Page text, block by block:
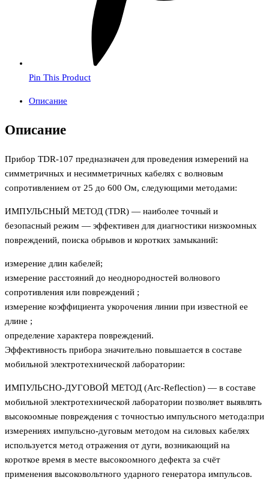
Pin This Product
Описание
Описание
Прибор TDR-107 предназначен для проведения измерений на
симметричных и несимметричных кабелях с волновым
сопротивлением от 25 до 600 Ом, следующими методами:
ИМПУЛЬСНЫЙ МЕТОД (TDR) — наиболее точный и
безопасный режим — эффективен для диагностики низкоомных
повреждений, поиска обрывов и коротких замыканий:
измерение длин кабелей;
измерение расстояний до неоднородностей волнового
сопротивления или повреждений ;
измерение коэффициента укорочения линии при известной ее
длине ;
определение характера повреждений.
Эффективность прибора значительно повышается в составе
мобильной электротехнической лаборатории:
ИМПУЛЬСНО-ДУГОВОЙ МЕТОД (Arc-Reflection) — в составе
мобильной электротехнической лаборатории позволяет выявлять
высокоомные повреждения с точностью импульсного метода:при
измерениях импульсно-дуговым методом на силовых кабелях
используется метод отражения от дуги, возникающий на
короткое время в месте высокоомного дефекта за счёт
применения высоковольтного ударного генератора импульсов.